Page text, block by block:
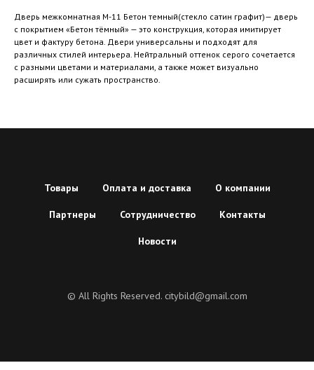
Дверь межкомнатная М-11 Бетон темный(стекло сатин графит)— дверь
с покрытием «Бетон тёмный» — это конструкция, которая имитирует
цвет и фактуру бетона. Двери универсальны и подходят для
различных стилей интерьера. Нейтральный оттенок серого сочетается
с разными цветами и материалами, а также может визуально
расширять или сужать пространство.
Товары Оплата и доставка О компании
Партнеры Сотрудничество Контакты
Новости
© All Rights Reserved. citybild@gmail.com